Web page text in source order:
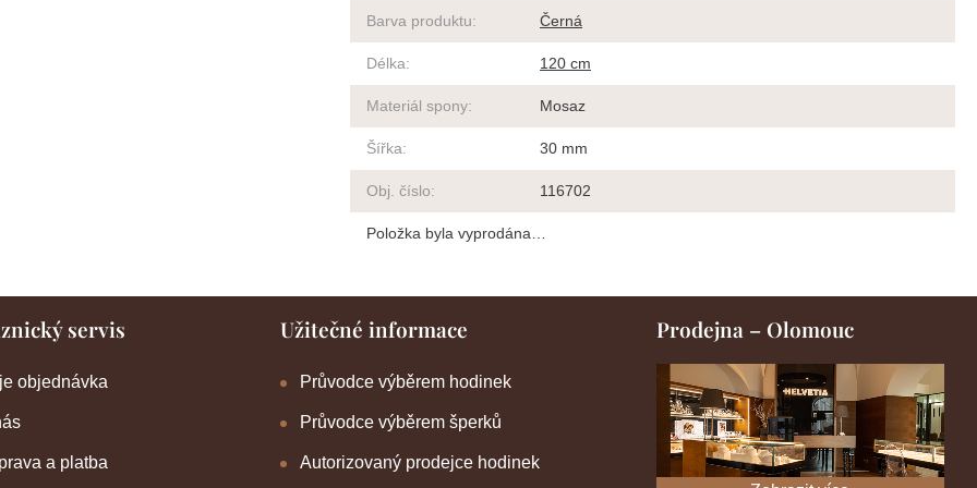
Barva produktu: Černá
Délka: 120 cm
Materiál spony: Mosaz
Šířka: 30 mm
Obj. číslo: 116702
Položka byla vyprodána…
servis
objednávka
a platba
Užitečné informace
Průvodce výběrem hodinek
Průvodce výběrem šperků
Autorizovaný prodejce hodinek
Prodejna – Olomouc